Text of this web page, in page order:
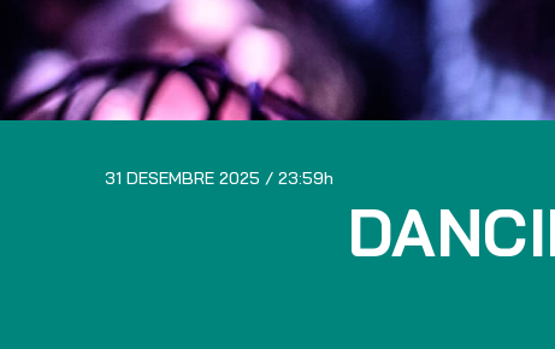
31 DESEMBRE 2025 23:59